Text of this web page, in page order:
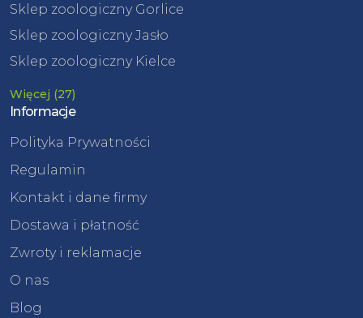
Sklep zoologiczny Gorlice
Sklep zoologiczny Jasło
Sklep zoologiczny Kielce
Więcej (27)
Informacje
Polityka Prywatności
Regulamin
Kontakt i dane firmy
Dostawa i płatność
Zwroty i reklamacje
O nas
Blog